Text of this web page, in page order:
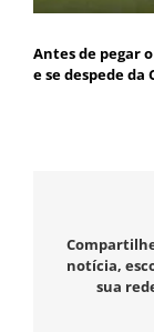
Antes de pegar
e se despede da
notícia,
sua